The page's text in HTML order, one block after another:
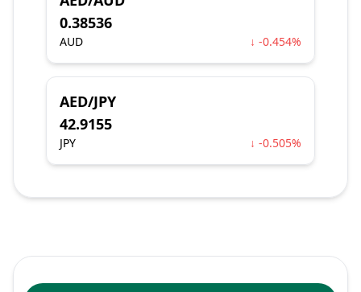
0.38536
AUD ↓ -0.454%
AED/JPY
42.9155
JPY ↓ -0.505%